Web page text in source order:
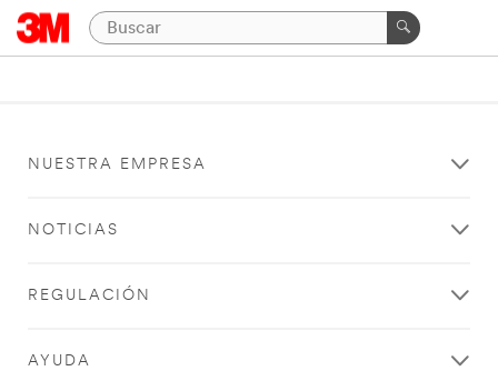
NUESTRA EMPRESA
NOTICIAS
REGULACIÓN
AYUDA